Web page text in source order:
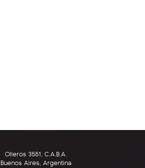
Olleros 3551, C.A.B.A.
Buenos Aires, Argentina